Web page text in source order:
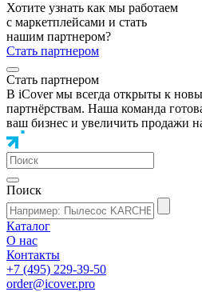
Хотите узнать как мы работаем
с маркетплейсами и стать
нашим партнером?
Стать партнером
Стать партнером
В iCover мы всегда открыты к
партнёрствам. Наша команда
ваш бизнес и увеличить продажи
Поиск
Каталог
О нас
Контакты
+7 (495) 229-39-50
order@icover.pro